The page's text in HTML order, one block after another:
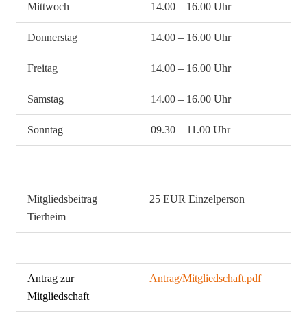
Mittwoch 14.00 – 16.00 Uhr
Donnerstag 14.00 – 16.00 Uhr
Freitag 14.00 – 16.00 Uhr
Samstag 14.00 – 16.00 Uhr
Sonntag 09.30 – 11.00 Uhr
Mitgliedsbeitrag
Tierheim
25 EUR Einzelperson
Antrag zur
Mitgliedschaft
Antrag/Mitgliedschaft.pdf